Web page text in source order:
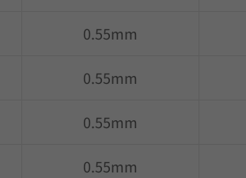
0.55mm
0.55mm
0.55mm
0.55mm